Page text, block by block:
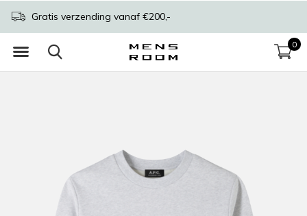
0
Gratis verzending vanaf €200,-